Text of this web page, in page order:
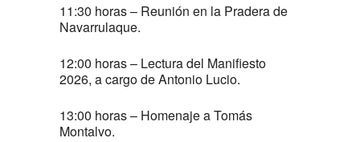
11:30 horas – Reunión en la Pradera de
Navarrulaque.
12:00 horas – Lectura del Manifiesto
2026, a cargo de Antonio Lucio.
13:00 horas – Homenaje a Tomás
Montalvo.